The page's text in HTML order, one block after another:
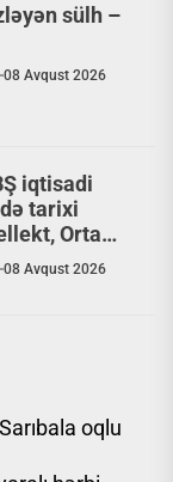
sülh –
08 Avqust 2026
iqtisadi
tarixi
Orta
08 Avqust 2026
oqlu